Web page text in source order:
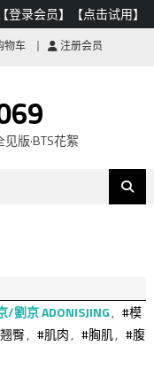
【登录会员】 【点击试用】
物车 注册会员
见版·BTS花絮
/劉京 ADONISJING, #模
臀, #肌肉, #胸肌, #腹